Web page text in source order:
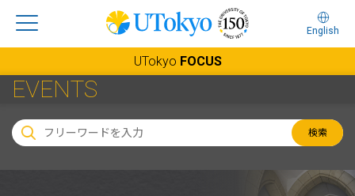
English
UTokyo FOCUS
EVENTS
検索